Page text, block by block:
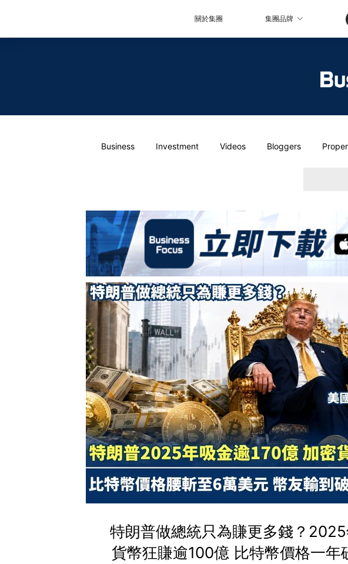
關於集團 集團品牌
Business Investment Videos Bloggers
特朗普做總統只為賺更多錢？
貨幣狂賺逾100億 比特幣價格一